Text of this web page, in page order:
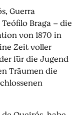
Guerra
Braga – die
von 1870 in
Zeit voller
für die Jugend
Träumen die